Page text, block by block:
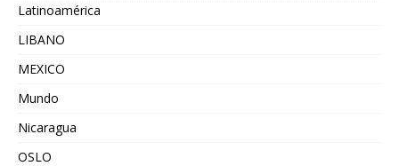
Latinoamérica
LIBANO
MEXICO
Mundo
Nicaragua
OSLO